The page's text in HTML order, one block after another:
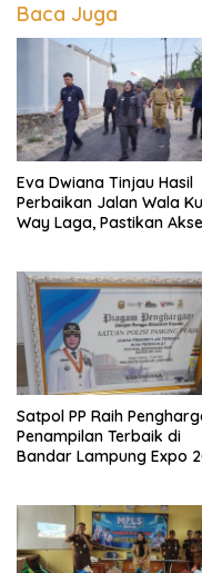
Baca Juga
Eva Dwiana Tinjau Hasil
Perbaikan Jalan Wala
Way Laga, Pastikan
Satpol PP Raih
Penampilan Terbaik di
Bandar Lampung Expo
Masyarakat